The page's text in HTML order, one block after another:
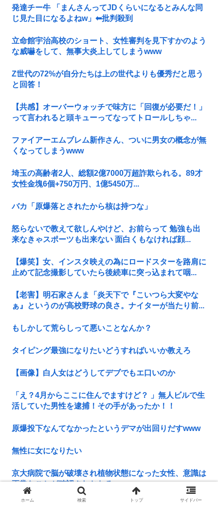
発達チー牛 「まんさんってJDくらいになるとみんな同
じ見た目になるよねw」⬅批判殺到
立命館宇治高校のショート、女性審判を見下すかのよう
な威嚇をして、無事大炎上してしまうwww
Z世代の72%が自分たちは上の世代よりも優秀だと思う
と回答！
【共感】オーバーウォッチで味方に「回復が必要だ！」
って言われると頭キューってなってトロールしちゃ...
ファイアーエムブレム新作さん、ついに男女の概念が無
くなってしまうwww
埼玉の高齢者2人、総額2億7000万超詐欺られる。89才
女性金塊6個+750万円、1億5450万...
バカ「原爆落とされたから核は持つな」
怒らないで教えて欲しんやけど、お前らって 勉強も出
来なきゃスポーツも出来ない 面白くもなければ顔...
【爆笑】女、インスタ映えの為にロードスターを路肩に
止めて記念撮影していたら後続車に突っ込まれて咽...
【老害】明石家さんま「炎天下で『こいつら大変やな
ぁ』というのが高校野球の良さ。ナイターが当たり前...
もしかして荒らしって悪いことなんか？
タイピング最強になりたいどうすればいいか教えろ
【画像】白人女はどうしてデブでもエ口いのか
「え？4月からここに住んでますけど？ 」無人ビルで生
活していた男性を逮捕！その手があったか！！
原爆投下なんてなかったというデマが出回りだすwww
無性に女になりたい
京大病院で脳が破壊され植物状態になった女性、意識は
正常なことが確認されおわる
ホーム 検索 トップ サイドバー